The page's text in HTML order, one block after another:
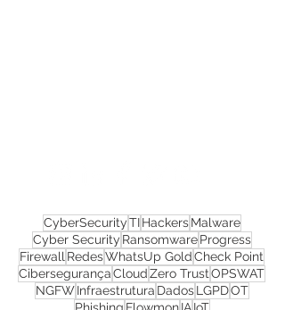
CyberSecurityTIHackersMalware
Cyber SecurityRansomwareProgress
FirewallRedesWhatsUp Gold Check Point